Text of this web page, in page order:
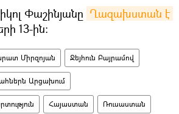
Փաշինյանը Ղազախստան է
13-ին։
Միրզոյան Ջեյհուն Բայրամով
Արցախում
Հայաստան Ռուսաստան